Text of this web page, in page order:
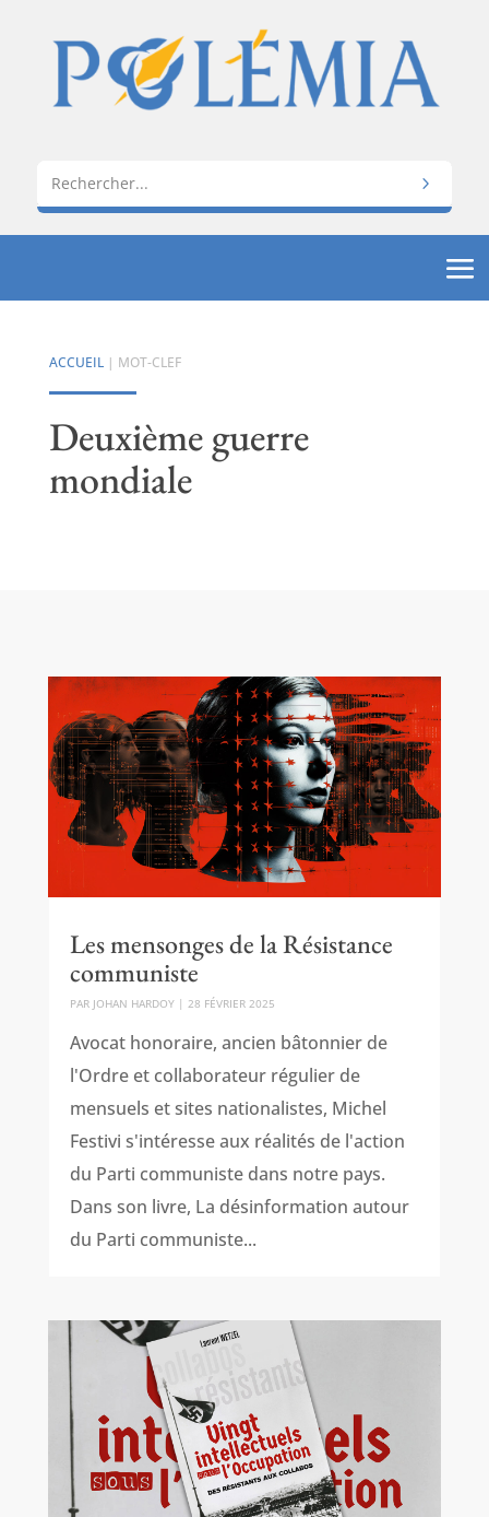
ACCUEIL| MOT-CLEF
Deuxième guerre
mondiale
Les mensonges de la Résistance
communiste
PAR JOHAN HARDOY| 28 FÉVRIER 2025
Avocat honoraire, ancien bâtonnier de
l'Ordre et collaborateur régulier de
mensuels et sites nationalistes, Michel
Festivi s'intéresse aux réalités de l'action
du Parti communiste dans notre pays.
Dans son livre, La désinformation autour
du Parti communiste...